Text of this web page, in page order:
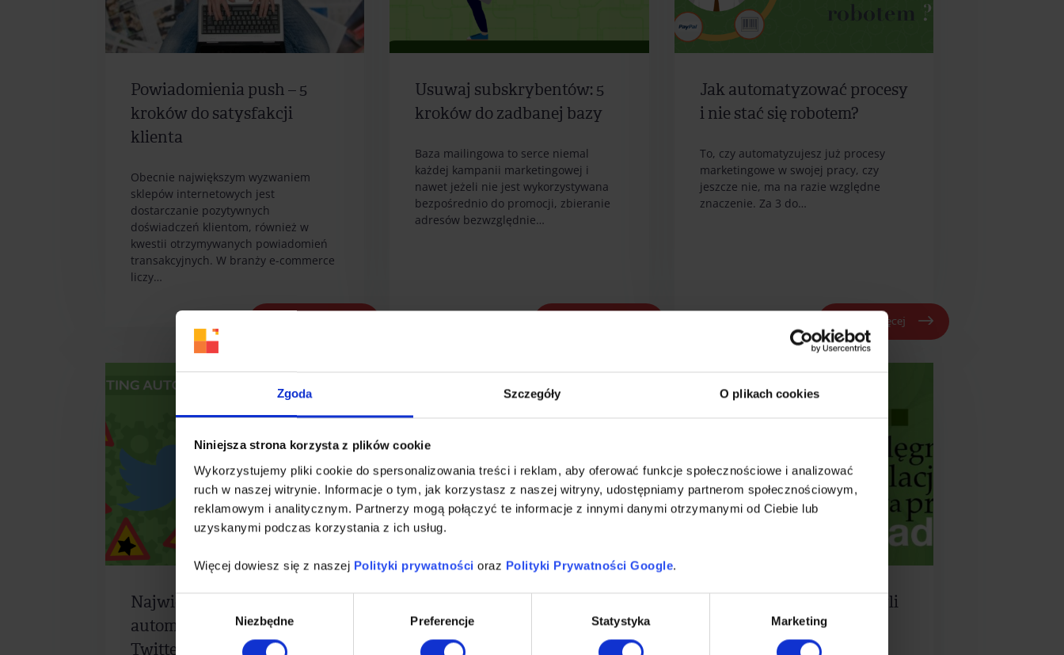
Zgoda Szczegóły O plikach cookies
Niniejsza strona korzysta z plików cookie
Wykorzystujemy pliki cookie do spersonalizowania treści i reklam, aby oferować funkcje społecznościowe i analizować
ruch w naszej witrynie. Informacje o tym, jak korzystasz z naszej witryny, udostępniamy partnerom społecznościowym,
reklamowym i analitycznym. Partnerzy mogą połączyć te informacje z innymi danymi otrzymanymi od Ciebie lub
uzyskanymi podczas korzystania z ich usług.
Więcej dowiesz się z naszej Polityki prywatności oraz Polityki Prywatności Google.
zgody
Niezbędne Preferencje Statystyka Marketing
Powiadomienia push – 5
kroków do satysfakcji
klienta
Obecnie największym wyzwaniem
sklepów internetowych jest
dostarczanie pozytywnych
doświadczeń klientom, również w
kwestii otrzymywanych powiadomień
transakcyjnych. W branży e-commerce
liczy…
Usuwaj subskrybentów: 5
kroków do zadbanej bazy
Baza mailingowa to serce niemal
każdej kampanii marketingowej i
nawet jeżeli nie jest wykorzystywana
bezpośrednio do promocji, zbieranie
adresów bezwzględnie…
Jak automatyzować procesy
i nie stać się robotem?
To, czy automatyzujesz już procesy
marketingowe w swojej pracy, czy
jeszcze nie, ma na razie względne
znaczenie. Za 3 do…
Czytaj więcej
Największe zagrożenia
automatyzacji działań na
Twitterze
marketingu prowadzi do
straty klienta?
Pielęgnowanie relacji, czyli
cała prawda o lead
nurturingu